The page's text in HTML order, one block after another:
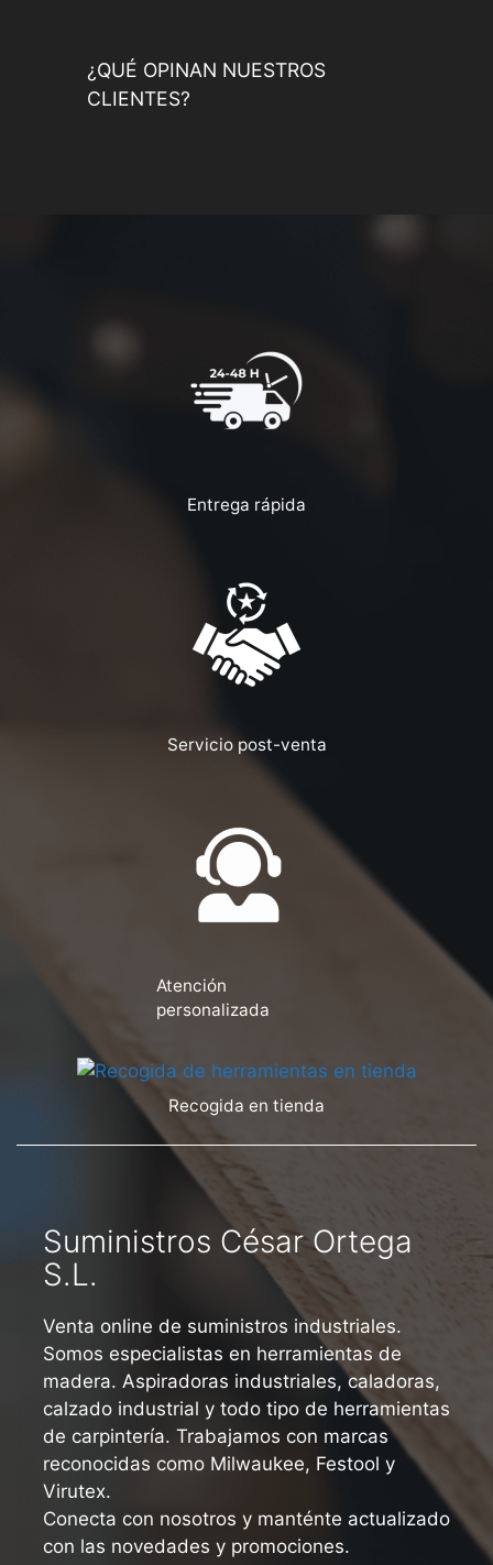
¿QUÉ OPINAN NUESTROS
CLIENTES?
Entrega rápida
Servicio post-venta
Atención
personalizada
Recogida en tienda
Suministros César Ortega
S.L.
Venta online de suministros industriales.
Somos especialistas en herramientas de
madera. Aspiradoras industriales, caladoras,
calzado industrial y todo tipo de herramientas
de carpintería. Trabajamos con marcas
reconocidas como Milwaukee, Festool y
Virutex.
Conecta con nosotros y manténte actualizado
con las novedades y promociones.